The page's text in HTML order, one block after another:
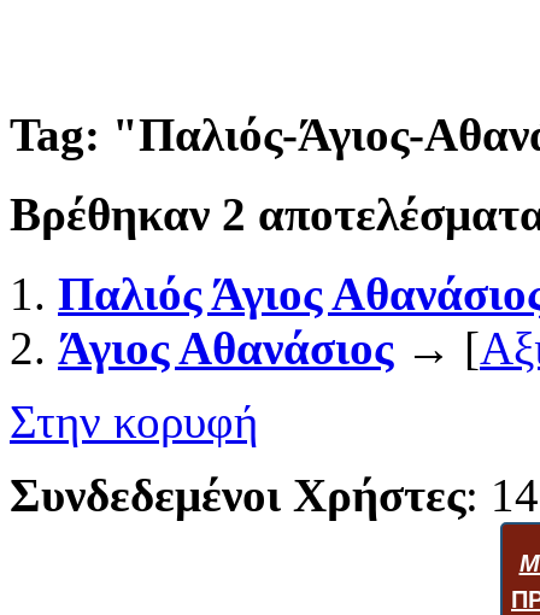
Tag: "Παλιός-Άγιος-
Βρέθηκαν 2
Παλιός Άγιος
Άγιος Αθανάσιος→ [
Στην κορυφή
Συνδεδεμένοι Χρήστες: 14